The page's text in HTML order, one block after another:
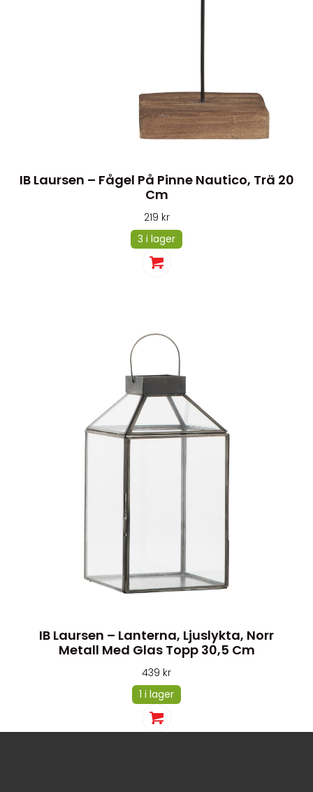
IB Laursen – Fågel På Pinne Nautico, Trä 20
Cm
219 kr
3 i lager
IB Laursen – Lanterna, Ljuslykta, Norr
Metall Med Glas Topp 30,5 Cm
439 kr
1 i lager